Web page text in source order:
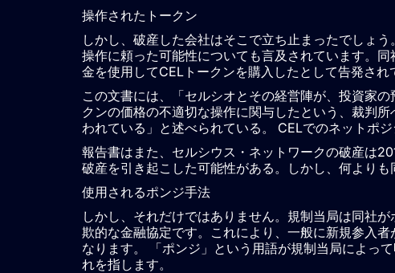
操作されたトークン
しかし、破産した会社はそこで立ち止まったでしょ
操作に頼った可能性についても言及されています。
金を使用してCELトークンを購入したとして告発され
この文書には、「セルシオとその経営陣が、投資家
クンの価格の不適切な操作に関与したという、裁判
われている」と述べられている。 CELでのネットポ
報告書はまた、セルシウス・ネットワークの破産は
破産を引き起こした可能性がある。しかし、何よりも
使用されるポンジ手法
しかし、それだけではありません。規制当局は同社
欺的な金融協定です。これにより、一般に新規参入
なります。 「ポンジ」という用語が規制当局によっ
れを指します。